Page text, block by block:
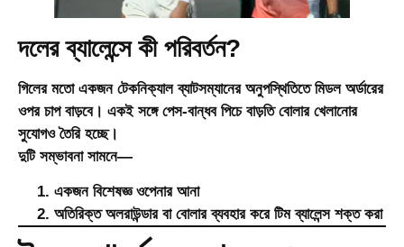
দলের ব্যালেন্সে কী পরিবর্তন?
গিলের মতো একজন টেকনিক্যাল ব্যাটসম্যানের অনুপস্থিতিতে মিডল অর্ডারের
ওপর চাপ বাড়বে। একই সঙ্গে পেস-বান্ধব পিচে বাড়তি বোলার খেলানোর
সুযোগও তৈরি হচ্ছে।
দুটি সম্ভাবনা সামনে—
একজন বিশেষজ্ঞ ওপেনার আনা
অতিরিক্ত অলরাউন্ডার বা বোলার ব্যবহার করে টিম ব্যালেন্স শক্ত করা